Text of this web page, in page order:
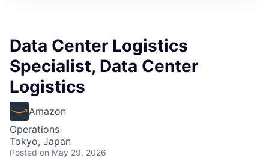
Data Center Logistics
Specialist, Data Center
Logistics
Amazon
Operations
Tokyo, Japan
Posted on May 29, 2026